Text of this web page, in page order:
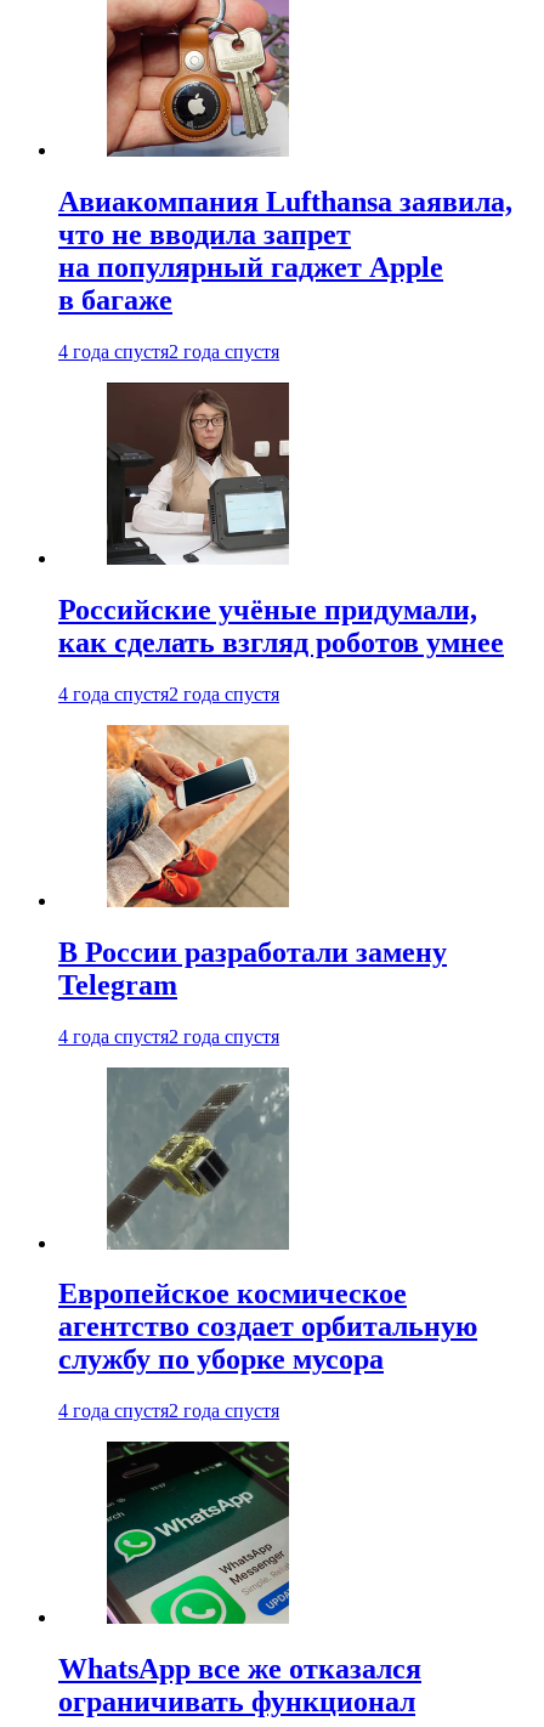
Авиакомпания Lufthansa заявила,
что не вводила запрет
на популярный гаджет Apple
в багаже
4 года спустя2 года спустя
Российские учёные придумали,
как сделать взгляд роботов умнее
4 года спустя2 года спустя
В России разработали замену
Telegram
4 года спустя2 года спустя
Европейское космическое
агентство создает орбитальную
службу по уборке мусора
4 года спустя2 года спустя
WhatsApp все же отказался
ограничивать функционал